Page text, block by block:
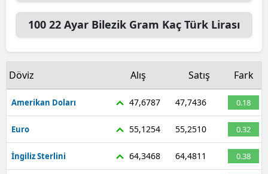
100 22 Ayar Bilezik Gram Kaç Türk Lirası
Döviz Alış Satış Fark
Amerikan Doları 47,6787 47,7436 0.18
Euro 55,1254 55,2510 0.32
İngiliz Sterlini 64,3468 64,4811 0.38